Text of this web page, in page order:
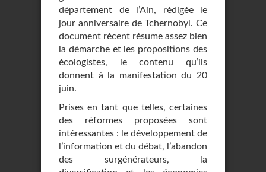
département de l’Ain, rédigée le
jour anniversaire de Tchernobyl. Ce
document récent résume assez bien
la démarche et les propositions des
écologistes, le contenu qu’ils
donnent à la manifestation du 20
juin.
Prises en tant que telles, certaines
des réformes proposées sont
intéressantes : le développement de
l’information et du débat, l’abandon
des surgénérateurs, la